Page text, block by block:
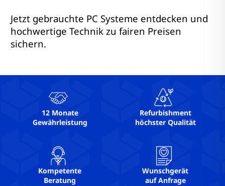
Jetzt gebrauchte PC Systeme entdecken und
hochwertige Technik zu fairen Preisen
sichern.
12 Monate
Gewährleistung
Refurbishment
höchster Qualität
Kompetente
Beratung
Wunschgerät
auf Anfrage